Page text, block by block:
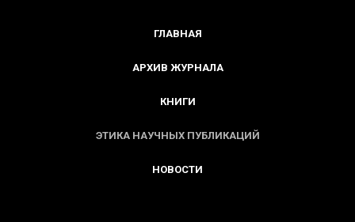
ГЛАВНАЯ
АРХИВ ЖУРНАЛА
КНИГИ
ЭТИКА НАУЧНЫХ ПУБЛИКАЦИЙ
НОВОСТИ